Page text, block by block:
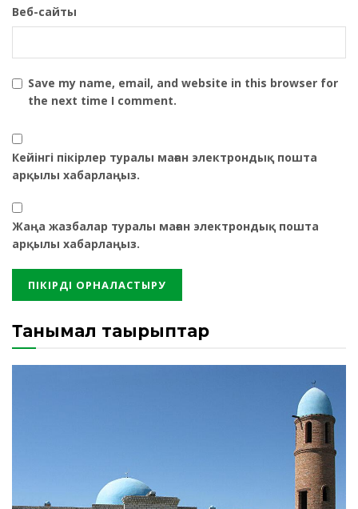
Веб-сайты
Save my name, email, and website in this browser for
the next time I comment.
Кейінгі пікірлер туралы маған электрондық пошта
арқылы хабарлаңыз.
Жаңа жазбалар туралы маған электрондық пошта
арқылы хабарлаңыз.
Танымал тақырыптар